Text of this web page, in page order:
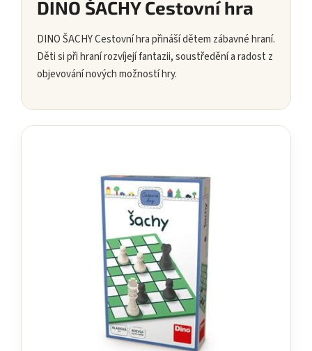
DINO ŠACHY Cestovní hra
DINO ŠACHY Cestovní hra přináší dětem zábavné hraní.
Děti si při hraní rozvíjejí fantazii, soustředění a radost z
objevování nových možností hry.